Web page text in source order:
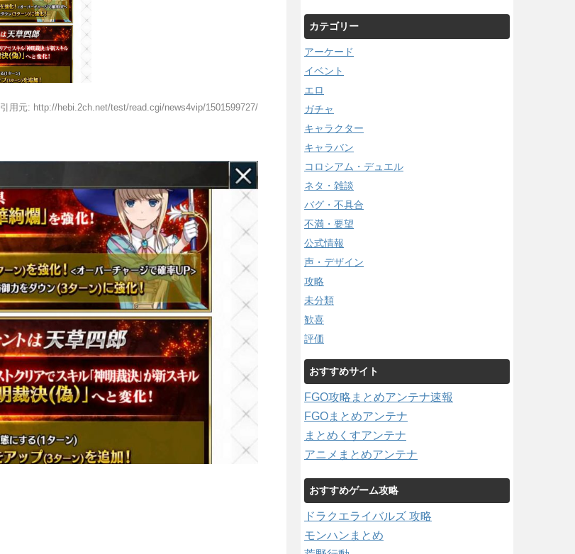
引用元: http://hebi.2ch.net/test/read.cgi/news4vip/1501599727/
カテゴリー
アーケード
イベント
エロ
ガチャ
キャラクター
キャラバン
コロシアム・デュエル
ネタ・雑談
バグ・不具合
不満・要望
公式情報
声・デザイン
攻略
未分類
歓喜
評価
おすすめサイト
FGO攻略まとめアンテナ速報
FGOまとめアンテナ
まとめくすアンテナ
アニメまとめアンテナ
おすすめゲーム攻略
ドラクエライバルズ 攻略
モンハンまとめ